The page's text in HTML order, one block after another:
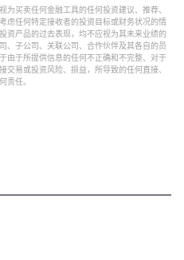
买卖任何金融工具的任何投资建议、推荐、
虑任何特定接收者的投资目标或财务状况的情
资产品的过去表现，均不应视为其未来业绩的
、子公司、关联公司、合作伙伴及其各自的员
由于所提供信息的任何不正确和不完整、对于
交易或投资风险、损益，所导致的任何直接、
责任。